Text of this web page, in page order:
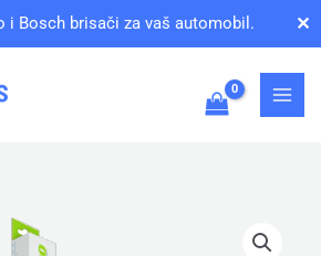
i Bosch brisači za vaš automobil. ✕